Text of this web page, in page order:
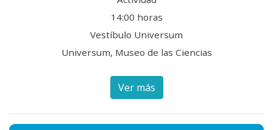
14:00 horas
Vestíbulo Universum
Universum, Museo de las Ciencias
Ver más